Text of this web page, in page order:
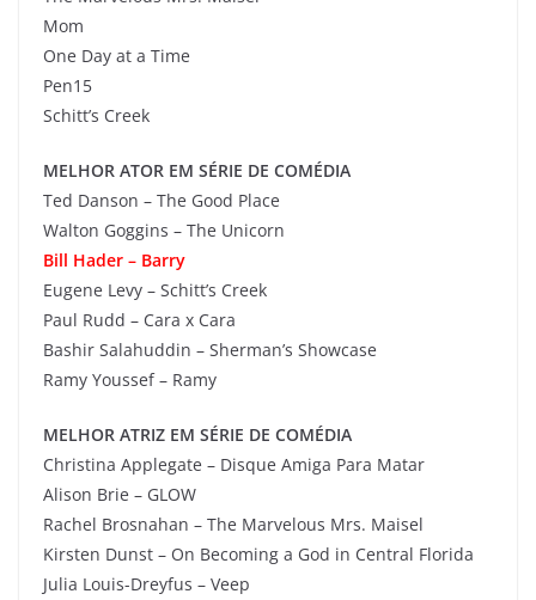
Mom
One Day at a Time
Pen15
Schitt’s Creek
MELHOR ATOR EM SÉRIE DE COMÉDIA
Ted Danson – The Good Place
Walton Goggins – The Unicorn
Bill Hader – Barry
Eugene Levy – Schitt’s Creek
Paul Rudd – Cara x Cara
Bashir Salahuddin – Sherman’s Showcase
Ramy Youssef – Ramy
MELHOR ATRIZ EM SÉRIE DE COMÉDIA
Christina Applegate – Disque Amiga Para Matar
Alison Brie – GLOW
Rachel Brosnahan – The Marvelous Mrs. Maisel
Kirsten Dunst – On Becoming a God in Central Florida
Julia Louis-Dreyfus – Veep